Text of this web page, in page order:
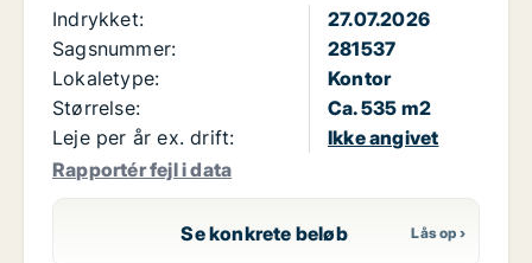
Indrykket:
27.07.2026
Sagsnummer:
281537
Lokaletype:
Kontor
Størrelse:
Ca. 535 m2
Leje per år ex. drift:
Ikke angivet
Rapportér fejl i data
Se konkrete beløb